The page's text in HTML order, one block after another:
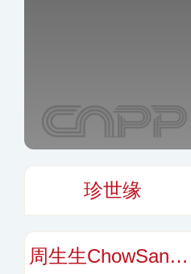
珍世缘
周生生ChowSangSang